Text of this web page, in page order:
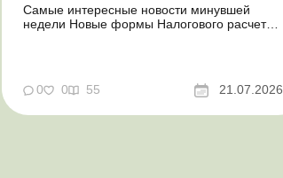
Самые интересные новости минувшей
недели Новые формы Налогового расчета:
Координационный центр по организации
0 0 55 21.07.2026